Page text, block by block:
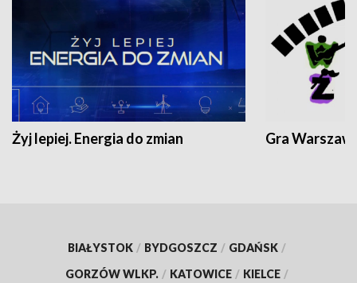
Żyj lepiej. Energia do zmian Gra
BIAŁYSTOK / BYDGOSZCZ / GDAŃSK /
GORZÓW WLKP. / KATOWICE / KIELCE /